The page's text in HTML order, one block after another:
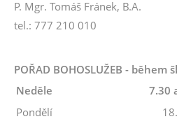
P. Mgr. Tomáš Fránek, B.A.
tel.: 777 210 010
POŘAD BOHOSLUŽEB - během
Neděle
7.30
Pondělí